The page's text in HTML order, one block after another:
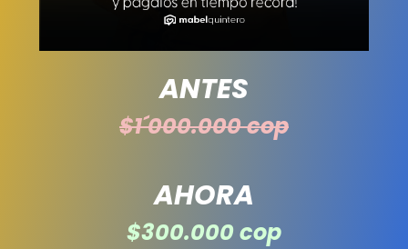
ANTES
$1´000.000 cop
AHORA
$300.000 cop